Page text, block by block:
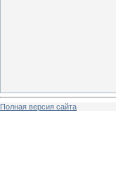
Полная версия сайта